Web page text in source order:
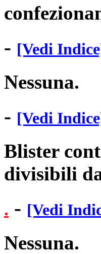
- [Vedi
Nessuna.
- [Vedi
Blister
divisibili
. - [Vedi
Nessuna.